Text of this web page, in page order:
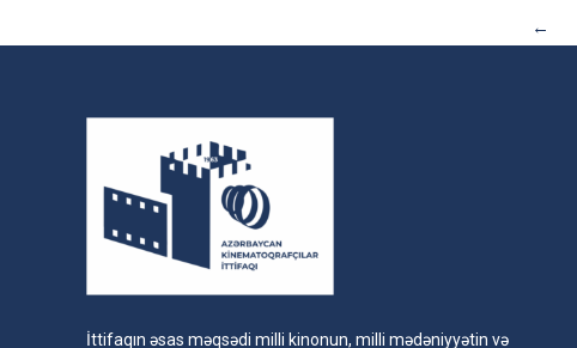
←
İttifaqın əsas məqsədi milli kinonun, milli mədəniyyətin və